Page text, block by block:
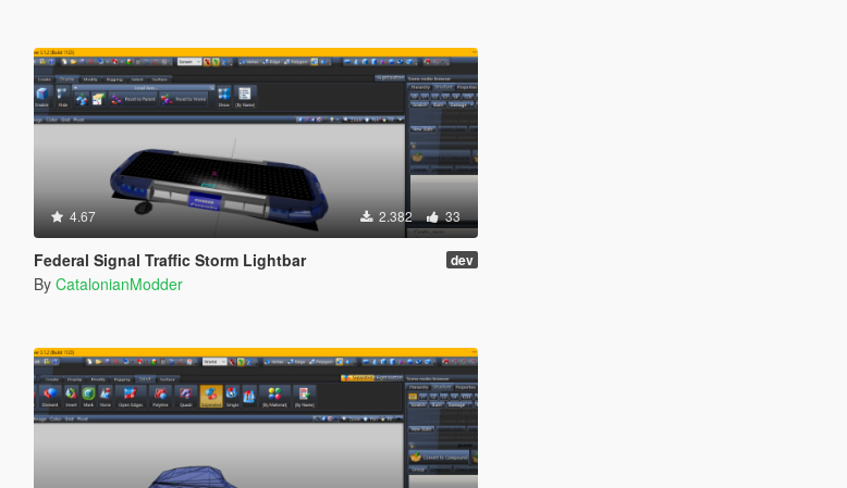
4.67 2.382 33
Federal Signal Traffic Storm Lightbar dev
By CatalonianModder